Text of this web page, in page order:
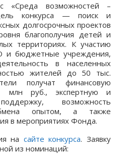
«Среда возможностей –
конкурса — поиск и
долгосрочных проектов
благополучия детей и
территориях. К участию
и бюджетные учреждения,
в населенных
жителей до 50 тыс.
получат финансовую
млн руб., экспертную и
возможность
опытом, а также
в мероприятиях Фонда.
на сайте конкурса. Заявку
из номинаций: